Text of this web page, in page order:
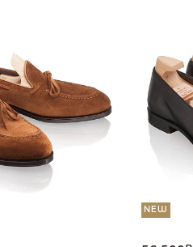
NEW